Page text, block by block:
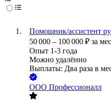
Помощник/ассистент
50 000 – 100 000 ₽ за
Опыт 1-3 года
Можно удалённо
Выплаты: Два раза в
ООО Профессионалл